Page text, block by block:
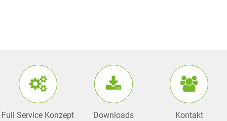
Full Service Konzept Downloads Kontakt